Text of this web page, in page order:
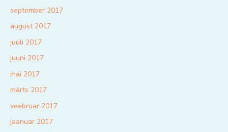
september 2017
august 2017
juuli 2017
juuni 2017
mai 2017
märts 2017
veebruar 2017
jaanuar 2017